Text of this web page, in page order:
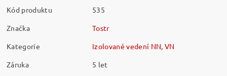
Kód produktu
535
Značka
Tostr
Kategorie
Izolované vedení NN, VN
Záruka
5 let